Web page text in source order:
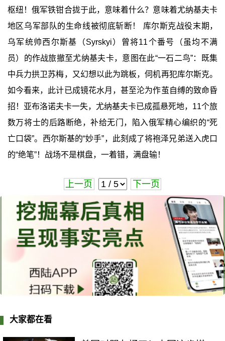
枢纽！俄军铁钳合拢于此，意味着什么？意味着尤纳基夫卡
地区乌军部队的生命线被彻底斩断！ 库尔斯克战役末期，
乌军统帅西尔斯基（Syrskyi）曾将11个番号（虽均不满
员）的作战旅撤至尤纳基夫卡，意图在此“一石二鸟”：既集
中兵力拱卫苏梅，又幻想以此为跳板，伺机再犯库尔斯克。
如今看来，此计已成镜花水月，甚至沦为作茧自缚的致命昏
招！亚布洛诺夫卡一失，尤纳基夫卡已成孤悬死地，11个旅
数万将士的后路断绝，补给无门，陷入俄军精心编织的“死
亡口袋”。西尔斯基的“妙手”，此刻成了将袍泽兄弟送入虎口
的“绝笔”！战场不是棋盘，一着错，满盘输！
上一页 下一页
大家都在看